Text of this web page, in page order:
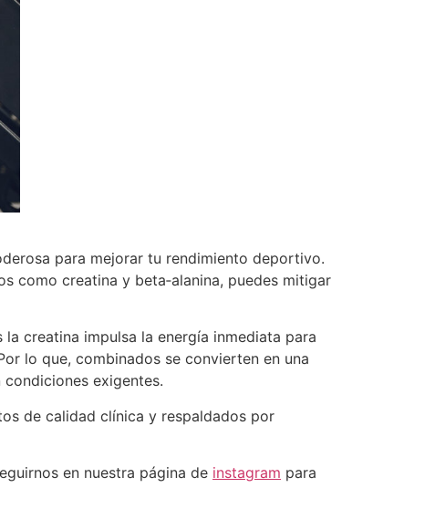
para mejorar tu rendimiento deportivo.
como creatina y beta‑alanina, puedes mitigar
creatina impulsa la energía inmediata para
lo que, combinados se convierten en una
exigentes.
de calidad clínica y respaldados por
en nuestra página de instagram para